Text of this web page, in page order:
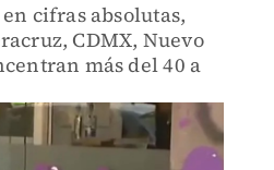
cifras absolutas,
CDMX, Nuevo
más del 40 a